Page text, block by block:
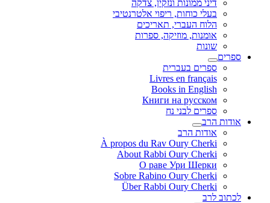
דיני ממונות ונזקין, צדקה
בעלי כוחות, ריפוי אלטרנטיבי
הלוח העברי, תאריכים
אומנות, מוזיקה, ספרות
שונות
ספרים
ספרים בעברית
Livres en français
Books in English
Книги на русском
ספרים לבני נח
אודות הרב
אודות הרב
À propos du Rav Oury Cherki
About Rabbi Oury Cherki
О раве Ури Шерки
Sobre Rabino Oury Cherki
Über Rabbi Oury Cherki
לכתוב לרב